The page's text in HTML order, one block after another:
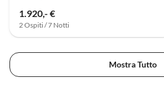
1.920,- €
2 Ospiti / 7 Notti
Mostra Tutto